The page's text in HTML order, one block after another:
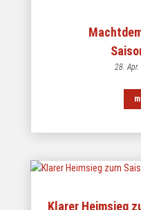
28.
Klarer Heimsieg